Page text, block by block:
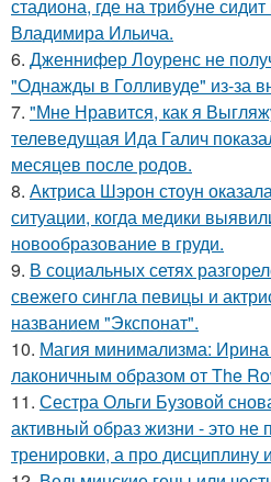
стадиона, где на трибуне
Владимира Ильича.
6. Дженнифер Лоуренс не
"Однажды в Голливуде" из-за
7. "Мне Нравится, как я
телеведущая Ида Галич
месяцев после родов.
8. Актриса Шэрон стоун
ситуации, когда медики
новообразование в груди.
9. В социальных сетях
свежего сингла певицы и
названием "Экспонат".
10. Магия минимализма: Ирина
лаконичным образом от The
11. Сестра Ольги Бузовой
активный образ жизни - это не
тренировки, а про дисциплину